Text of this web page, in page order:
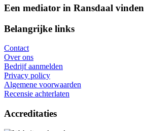
Een mediator in Ransdaal vinden
Belangrijke links
Contact
Over ons
Bedrijf aanmelden
Privacy policy
Algemene voorwaarden
Recensie achterlaten
Accreditaties